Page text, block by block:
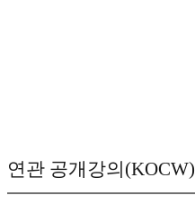
연관 공개강의(KOCW)